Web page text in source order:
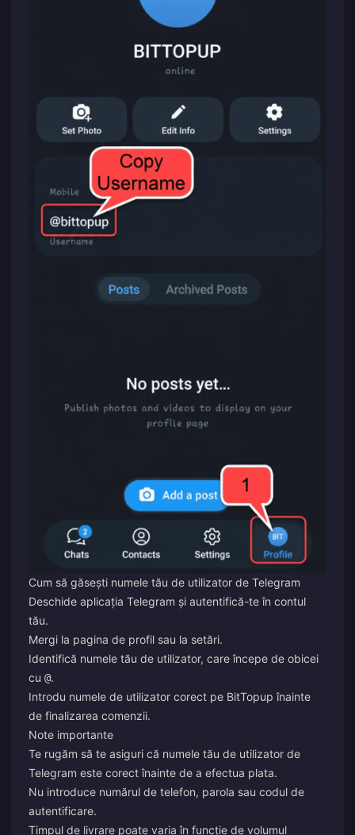
Cum să găsești numele tău de utilizator de Telegram
Deschide aplicația Telegram și autentifică-te în contul
tău.
Mergi la pagina de profil sau la setări.
Identifică numele tău de utilizator, care începe de obicei
cu @.
Introdu numele de utilizator corect pe BitTopup înainte
de finalizarea comenzii.
Note importante
Te rugăm să te asiguri că numele tău de utilizator de
Telegram este corect înainte de a efectua plata.
Nu introduce numărul de telefon, parola sau codul de
autentificare.
Timpul de livrare poate varia în funcție de volumul